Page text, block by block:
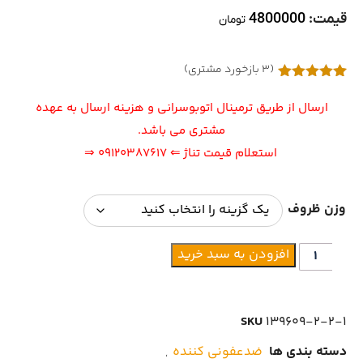
قیمت: 4800000 تومان
5.00
(
3 بازخورد مشتری)
ارسال از طریق ترمینال اتوبوسرانی و هزینه ارسال به عهده
مشتری می باشد.
استعلام قیمت تناژ⇐ 09120387617 ⇒
وزن ظروف
افزودن به سبد خرید
SKU 139609-2-2-1
دسته بندی ها ضدعفونی کننده ,